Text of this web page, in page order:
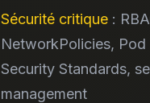
Sécurité critique :
NetworkPolicies, Pod
Security Standards,
management